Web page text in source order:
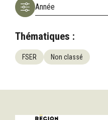
Thématiques :
FSER Non classé